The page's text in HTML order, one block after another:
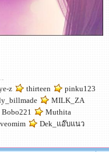
z thirteen
pinku123
MILK_ZA
Bobo221
Muthita
Dek_แอ๊บแนว